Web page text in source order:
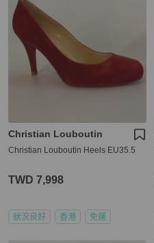
Christian Louboutin
Christian Louboutin Heels EU35.5
TWD 7,998
狀況良好 香港 免運